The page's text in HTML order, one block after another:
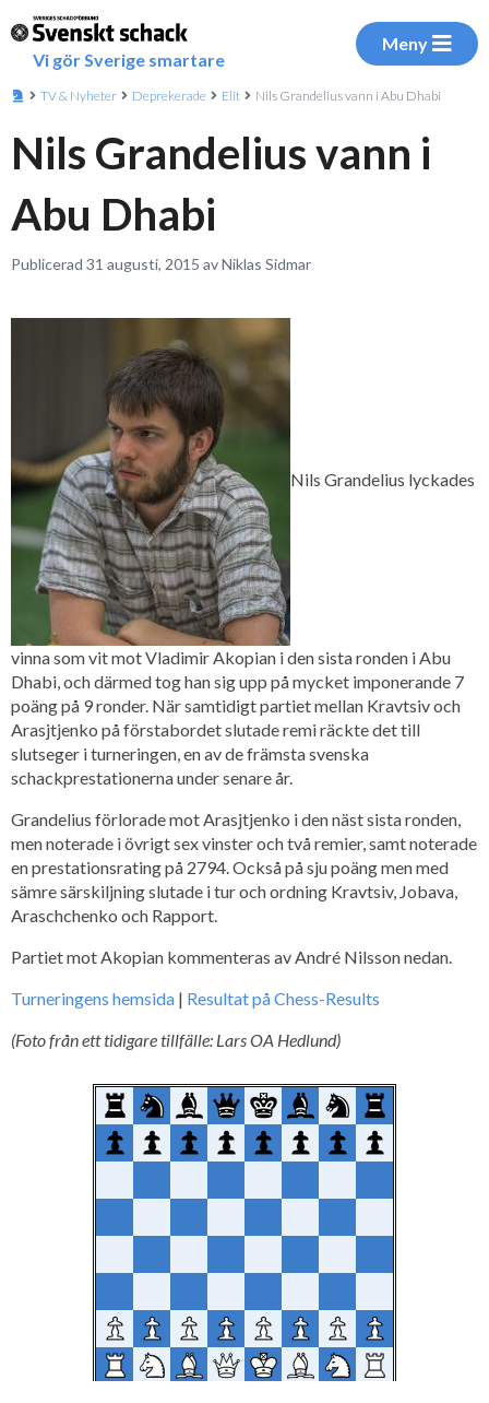
Vi gör Sverige smartare
Meny
TV & Nyheter Deprekerade Elit Nils Grandelius vann i Abu Dhabi
Nils Grandelius vann i
Abu Dhabi
Publicerad 31 augusti, 2015 av Niklas Sidmar
Nils Grandelius lyckades
vinna som vit mot Vladimir Akopian i den sista ronden i Abu
Dhabi, och därmed tog han sig upp på mycket imponerande 7
poäng på 9 ronder. När samtidigt partiet mellan Kravtsiv och
Arasjtjenko på förstabordet slutade remi räckte det till
slutseger i turneringen, en av de främsta svenska
schackprestationerna under senare år.
Grandelius förlorade mot Arasjtjenko i den näst sista ronden,
men noterade i övrigt sex vinster och två remier, samt noterade
en prestationsrating på 2794. Också på sju poäng men med
sämre särskiljning slutade i tur och ordning Kravtsiv, Jobava,
Araschchenko och Rapport.
Partiet mot Akopian kommenteras av André Nilsson nedan.
Turneringens hemsida | Resultat på Chess-Results
(Foto från ett tidigare tillfälle: Lars OA Hedlund)